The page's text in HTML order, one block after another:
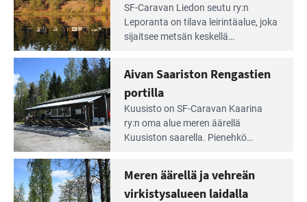
Lue
Leirintäoppaan
artikkeli:
Lampien
rannalla
pääsee
irti
arjesta
SF-Caravan Liedon seutu ry:n
Leporanta on tilava leirintäalue, joka
sijaitsee metsän kes­kellä
tarjoaa ympäris­töineen kauniit
maisemat ja loistavat virkistäytymis­
mahdollisuudet.
Lue
Leirintäoppaan
artikkeli:
Aivan
Saariston
Rengastien
portilla
Aivan Saariston Rengastien
portilla
Kuusisto on SF-Caravan Kaarina
ry:n oma alue meren äärellä
Kuusiston saarella. Pie­nehkö
Meren äärellä ja vehreän
virkistysalueen laidalla